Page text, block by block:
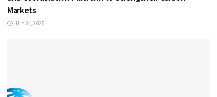
Markets
JULY 31, 2025